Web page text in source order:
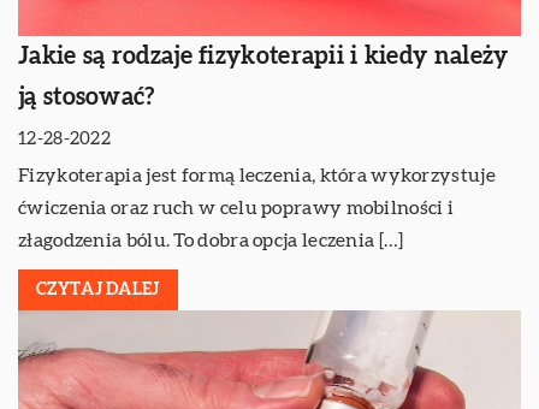
Jakie są rodzaje fizykoterapii i kiedy należy
ją stosować?
12-28-2022
Fizykoterapia jest formą leczenia, która wykorzystuje
ćwiczenia oraz ruch w celu poprawy mobilności i
złagodzenia bólu. To dobra opcja leczenia […]
CZYTAJ DALEJ